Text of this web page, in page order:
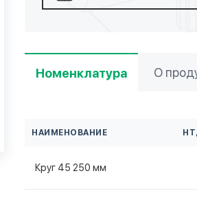
Номенклатура О
НАИМЕНОВАНИЕ
Круг 45 250 мм